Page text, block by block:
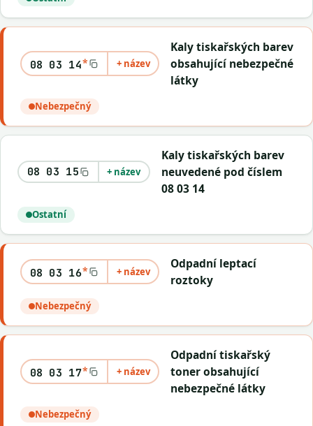
08 03 14* + název
Kaly tiskařských barev
obsahující nebezpečné
látky
Nebezpečný
08 03 15 + název
Kaly tiskařských barev
neuvedené pod číslem
08 03 14
Ostatní
08 03 16* + název
Odpadní leptací
roztoky
Nebezpečný
08 03 17* + název
Odpadní tiskařský
toner obsahující
nebezpečné látky
Nebezpečný